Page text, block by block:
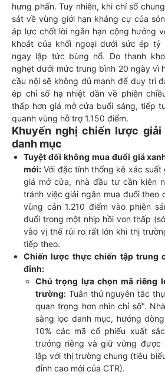
hưng phấn. Tuy nhiên, khi chỉ số
sát về vùng giới hạn kháng cự của
áp lực chốt lời ngắn hạn cộng hưởng
khoát của khối ngoại dưới sức ép
ngay lập tức bùng nổ. Do thanh
nghẹt dưới mức trung bình 20 ngày vì
cầu nội sẽ không đủ mạnh để duy trì
ép chỉ số hạ nhiệt dần về phiên
thấp hơn giá mở cửa buổi sáng, tiếp
quanh vùng hỗ trợ 1.150 điểm.
Khuyến nghị chiến lược giải
danh mục
Tuyệt đối không mua đuổi giá
mới: Với đặc tính thống kê xác
giá mở cửa, nhà đầu tư cần kiên
tránh việc giải ngân mua đuổi theo
vùng cản 1.210 điểm vào phiên
đuổi trong một nhịp hồi von thấp
vào vị thế rủi ro rất lớn khi thị
tiếp theo.
Chiến lược thực chiến tập trung
đỉnh:
Chú trọng lựa chọn mã riêng
trường: Tuân thủ nguyên tắc
quan trọng hơn nhìn chỉ số".
sàng lọc danh mục, hướng
10% các mã cổ phiếu xuất
trưởng riêng và giữ vững được
lập với thị trường chung (tiêu
đỉnh cao mới của CTR).